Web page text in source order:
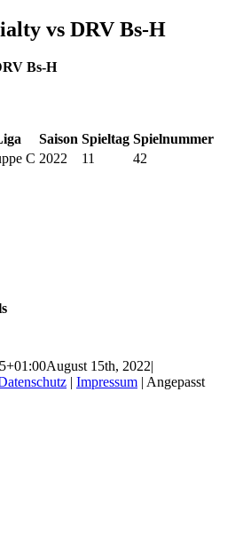
vs DRV Bs-H
Bs-H
Saison Spieltag Spielnummer
C 2022 11 42
August 15th, 2022|
| Impressum | Angepasst